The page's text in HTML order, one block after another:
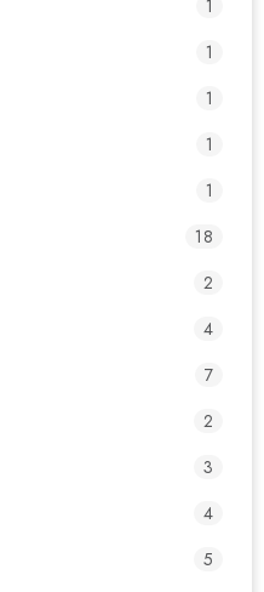
1
1
1
1
1
18
2
4
7
2
3
4
5